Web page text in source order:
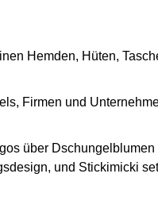
Hemden, Hüten,
Firmen und
über
und Stickimicki